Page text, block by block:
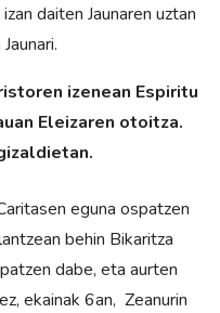
daiten Jaunaren uztan
izenean Espiritu
Eleizaren otoitza.
eguna ospatzen
behin Bikaritza
dabe, eta aurten
ekainak 6an, Zeanurin